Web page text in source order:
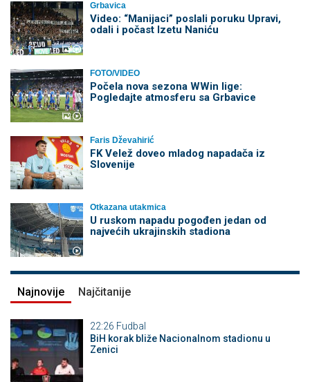
Grbavica
Video: “Manijaci” poslali poruku Upravi,
odali i počast Izetu Naniću
FOTO/VIDEO
Počela nova sezona WWin lige:
Pogledajte atmosferu sa Grbavice
Faris Dževahirić
FK Velež doveo mladog napadača iz
Slovenije
Otkazana utakmica
U ruskom napadu pogođen jedan od
najvećih ukrajinskih stadiona
Najnovije Najčitanije
22:26 Fudbal
BiH korak bliže Nacionalnom stadionu u
Zenici